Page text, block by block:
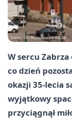
W sercu
co dzień
okazji 35-lecia
wyjątkowy
przyciągnął